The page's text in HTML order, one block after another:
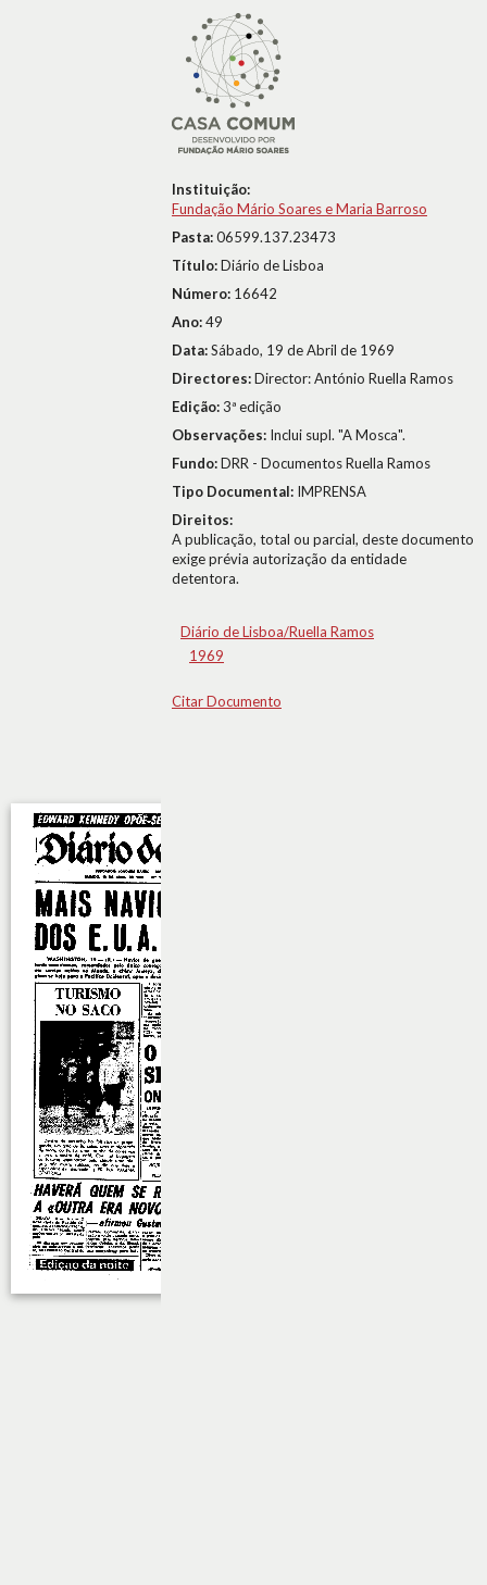
Instituição:
Fundação Mário Soares e Maria Barroso
Pasta:06599.137.23473
Título:Diário de Lisboa
Número: 16642
Ano:49
Data:Sábado, 19 de Abril de 1969
Directores:Director: António Ruella Ramos
Edição:3ª edição
Observações: Inclui supl. "A Mosca".
Fundo:DRR - Documentos Ruella Ramos
Tipo Documental: IMPRENSA
Direitos:
A publicação, total ou parcial, deste documento
exige prévia autorização da entidade
detentora.
Diário de Lisboa/Ruella Ramos
1969
Citar Documento